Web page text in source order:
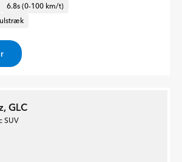
6.8s (0-100 km/t)
GLC
SUV